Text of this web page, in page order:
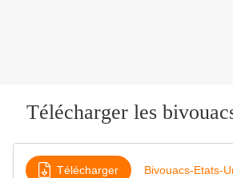
Télécharger les
Télécharger